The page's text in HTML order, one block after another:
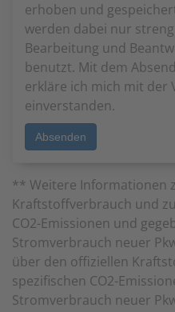
erhoben und
werden dabei nur
Bearbeitung und
benutzt. Mit dem
erkläre ich mich mit der
einverstanden.
** Weitere Informationen
Kraftstoffverbrauch und
CO2-Emissionen und
Stromverbrauch neuer
über den offiziellen
spezifischen CO2-
Stromverbrauch neuer